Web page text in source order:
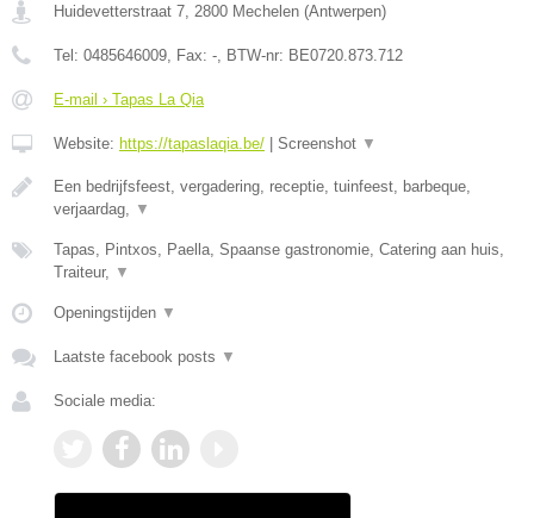
Huidevetterstraat 7 2800 Mechelen (Antwerpen)
Tel: 0485646009 , Fax: - , BTW-nr: BE0720.873.712
E-mail › Tapas La Qia
Website: https://tapaslaqia.be/ | Screenshot ▼
Een bedrijfsfeest, vergadering, receptie, tuinfeest, barbeque,
verjaardag,
▼
Tapas, Pintxos, Paella, Spaanse gastronomie, Catering aan huis,
Traiteur,
▼
Openingstijden ▼
Laatste facebook posts ▼
Sociale media: